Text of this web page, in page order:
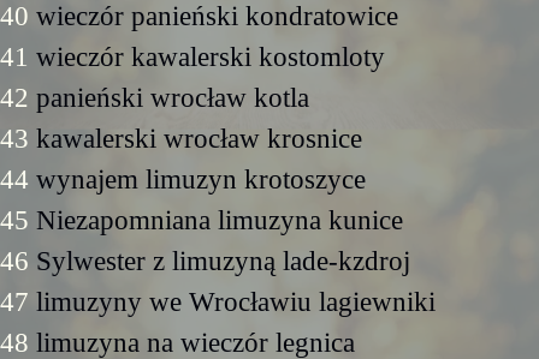
40 wieczór panieński kondratowice
41 wieczór kawalerski kostomloty
42 panieński wrocław kotla
43 kawalerski wrocław krosnice
44 wynajem limuzyn krotoszyce
45 Niezapomniana limuzyna kunice
46 Sylwester z limuzyną lade-kzdroj
47 limuzyny we Wrocławiu lagiewniki
48 limuzyna na wieczór legnica